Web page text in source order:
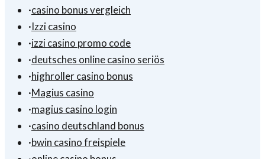
·casino bonus vergleich
·Izzi casino
·izzi casino promo code
·deutsches online casino seriös
·highroller casino bonus
·Magius casino
·magius casino login
·casino deutschland bonus
·bwin casino freispiele